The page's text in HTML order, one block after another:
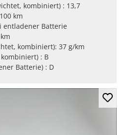
Energieverbrauch (gewichtet, kombiniert) : 13,7
l/100 km
entladener Batterie
5,6 l/100 km
kombiniert): 37 g/km
-Klasse (gewichtet, kombiniert) : B
-Klasse (bei entladener Batterie) : D